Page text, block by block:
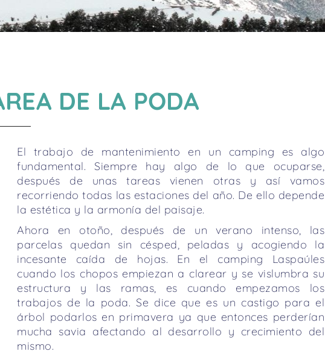
DE LA PODA
El trabajo de mantenimiento en un camping es algo
fundamental. Siempre hay algo de lo que ocuparse,
después de unas tareas vienen otras y así vamos
recorriendo todas las estaciones del año. De ello depende
la estética y la armonía del paisaje.
Ahora en otoño, después de un verano intenso, las
parcelas quedan sin césped, peladas y acogiendo la
incesante caída de hojas. En el camping Laspaúles
cuando los chopos empiezan a clarear y se vislumbra su
estructura y las ramas, es cuando empezamos los
trabajos de la poda. Se dice que es un castigo para el
árbol podarlos en primavera ya que entonces perderían
mucha savia afectando al desarrollo y crecimiento del
mismo.